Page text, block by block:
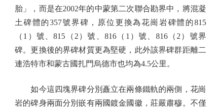
胎」，而是在2002年的中蒙第二次聯合勘界中，將混凝
土碑體的357號界碑，原位更換為花崗岩碑體的815
（1）號、815（2）號、816（1）號、816（2）號界
碑。更換後的界碑材質更為堅硬，此外該界碑群距離二
連浩特市和蒙古國扎門烏德市也均為4.5公里。
如今這四塊界碑分別矗立在兩條鐵軌的兩側，花崗
岩的碑身兩面分別嵌有兩國鍍金國徽，莊嚴肅穆。不僅